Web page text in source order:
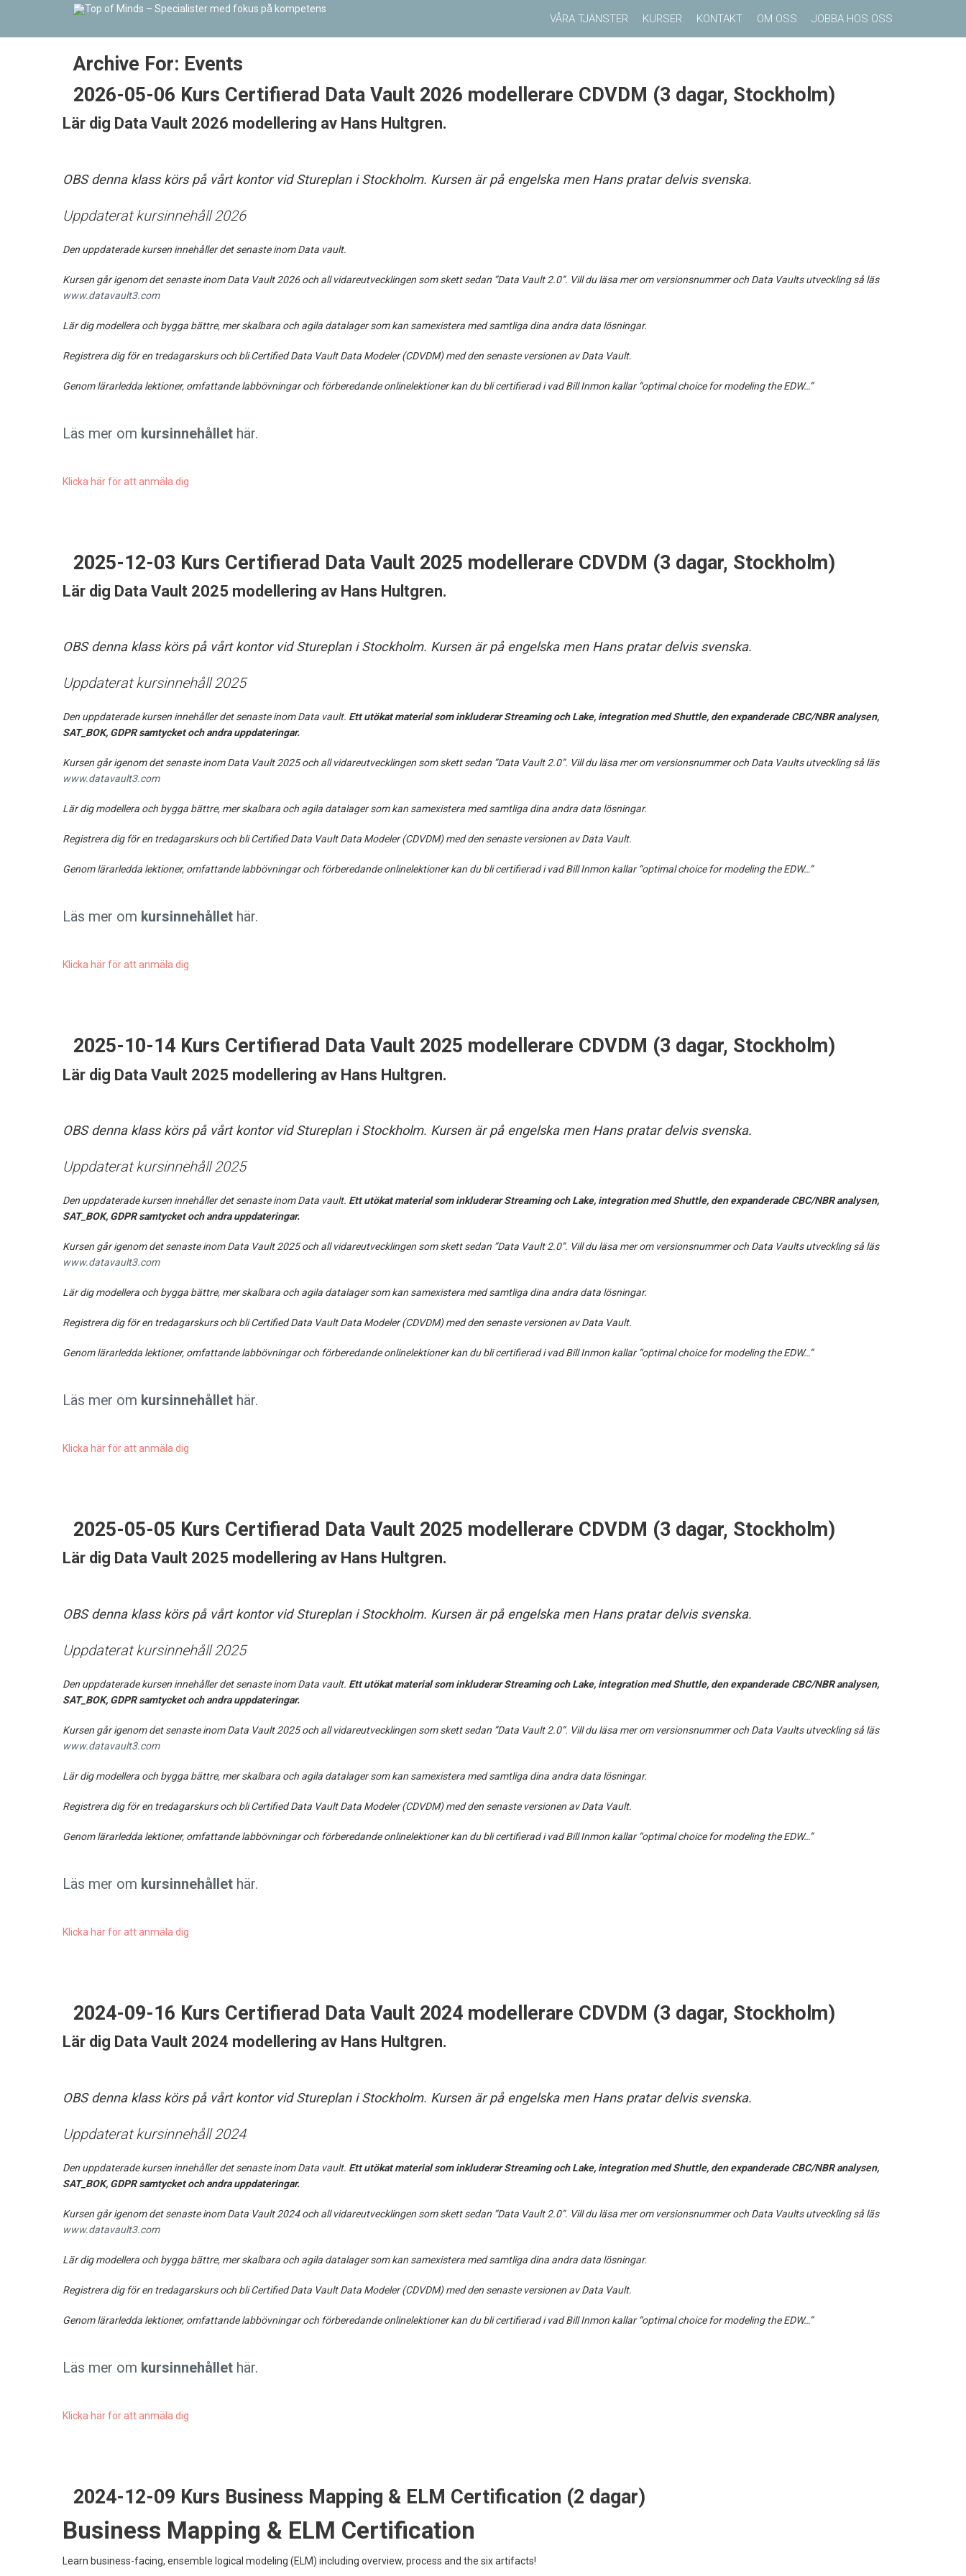
VÅRA TJÄNSTER KURSER KONTAKT OM OSS JOBBA HOS OSS
Archive For: Events
2026-05-06 Kurs Certifierad Data Vault 2026 modellerare CDVDM (3 dagar, Stockholm)
Lär dig Data Vault 2026 modellering av Hans Hultgren.
OBS denna klass körs på vårt kontor vid Stureplan i Stockholm. Kursen är på engelska men Hans pratar delvis svenska.
Uppdaterat kursinnehåll 2026
Den uppdaterade kursen innehåller det senaste inom Data vault.
Kursen går igenom det senaste inom Data Vault 2026 och all vidareutvecklingen som skett sedan ”Data Vault 2.0”. Vill du läsa mer om versionsnummer och Data Vaults utveckling så läs
www.datavault3.com
Lär dig modellera och bygga bättre, mer skalbara och agila datalager som kan samexistera med samtliga dina andra data lösningar.
Registrera dig för en tredagarskurs och bli Certified Data Vault Data Modeler (CDVDM) med den senaste versionen av Data Vault.
Genom lärarledda lektioner, omfattande labbövningar och förberedande onlinelektioner kan du bli certifierad i vad Bill Inmon kallar “optimal choice for modeling the EDW…”
Läs mer om kursinnehållet här.
Klicka här för att anmäla dig
2025-12-03 Kurs Certifierad Data Vault 2025 modellerare CDVDM (3 dagar, Stockholm)
Lär dig Data Vault 2025 modellering av Hans Hultgren.
OBS denna klass körs på vårt kontor vid Stureplan i Stockholm. Kursen är på engelska men Hans pratar delvis svenska.
Uppdaterat kursinnehåll 2025
Den uppdaterade kursen innehåller det senaste inom Data vault. Ett utökat material som inkluderar Streaming och Lake, integration med Shuttle, den expanderade CBC/NBR analysen,
SAT_BOK, GDPR samtycket och andra uppdateringar.
Kursen går igenom det senaste inom Data Vault 2025 och all vidareutvecklingen som skett sedan ”Data Vault 2.0”. Vill du läsa mer om versionsnummer och Data Vaults utveckling så läs
www.datavault3.com
Lär dig modellera och bygga bättre, mer skalbara och agila datalager som kan samexistera med samtliga dina andra data lösningar.
Registrera dig för en tredagarskurs och bli Certified Data Vault Data Modeler (CDVDM) med den senaste versionen av Data Vault.
Genom lärarledda lektioner, omfattande labbövningar och förberedande onlinelektioner kan du bli certifierad i vad Bill Inmon kallar “optimal choice for modeling the EDW…”
Läs mer om kursinnehållet här.
Klicka här för att anmäla dig
2025-10-14 Kurs Certifierad Data Vault 2025 modellerare CDVDM (3 dagar, Stockholm)
Lär dig Data Vault 2025 modellering av Hans Hultgren.
OBS denna klass körs på vårt kontor vid Stureplan i Stockholm. Kursen är på engelska men Hans pratar delvis svenska.
Uppdaterat kursinnehåll 2025
Den uppdaterade kursen innehåller det senaste inom Data vault. Ett utökat material som inkluderar Streaming och Lake, integration med Shuttle, den expanderade CBC/NBR analysen,
SAT_BOK, GDPR samtycket och andra uppdateringar.
Kursen går igenom det senaste inom Data Vault 2025 och all vidareutvecklingen som skett sedan ”Data Vault 2.0”. Vill du läsa mer om versionsnummer och Data Vaults utveckling så läs
www.datavault3.com
Lär dig modellera och bygga bättre, mer skalbara och agila datalager som kan samexistera med samtliga dina andra data lösningar.
Registrera dig för en tredagarskurs och bli Certified Data Vault Data Modeler (CDVDM) med den senaste versionen av Data Vault.
Genom lärarledda lektioner, omfattande labbövningar och förberedande onlinelektioner kan du bli certifierad i vad Bill Inmon kallar “optimal choice for modeling the EDW…”
Läs mer om kursinnehållet här.
Klicka här för att anmäla dig
2025-05-05 Kurs Certifierad Data Vault 2025 modellerare CDVDM (3 dagar, Stockholm)
Lär dig Data Vault 2025 modellering av Hans Hultgren.
OBS denna klass körs på vårt kontor vid Stureplan i Stockholm. Kursen är på engelska men Hans pratar delvis svenska.
Uppdaterat kursinnehåll 2025
Den uppdaterade kursen innehåller det senaste inom Data vault. Ett utökat material som inkluderar Streaming och Lake, integration med Shuttle, den expanderade CBC/NBR analysen,
SAT_BOK, GDPR samtycket och andra uppdateringar.
Kursen går igenom det senaste inom Data Vault 2025 och all vidareutvecklingen som skett sedan ”Data Vault 2.0”. Vill du läsa mer om versionsnummer och Data Vaults utveckling så läs
www.datavault3.com
Lär dig modellera och bygga bättre, mer skalbara och agila datalager som kan samexistera med samtliga dina andra data lösningar.
Registrera dig för en tredagarskurs och bli Certified Data Vault Data Modeler (CDVDM) med den senaste versionen av Data Vault.
Genom lärarledda lektioner, omfattande labbövningar och förberedande onlinelektioner kan du bli certifierad i vad Bill Inmon kallar “optimal choice for modeling the EDW…”
Läs mer om kursinnehållet här.
Klicka här för att anmäla dig
2024-09-16 Kurs Certifierad Data Vault 2024 modellerare CDVDM (3 dagar, Stockholm)
Lär dig Data Vault 2024 modellering av Hans Hultgren.
OBS denna klass körs på vårt kontor vid Stureplan i Stockholm. Kursen är på engelska men Hans pratar delvis svenska.
Uppdaterat kursinnehåll 2024
Den uppdaterade kursen innehåller det senaste inom Data vault. Ett utökat material som inkluderar Streaming och Lake, integration med Shuttle, den expanderade CBC/NBR analysen,
SAT_BOK, GDPR samtycket och andra uppdateringar.
Kursen går igenom det senaste inom Data Vault 2024 och all vidareutvecklingen som skett sedan ”Data Vault 2.0”. Vill du läsa mer om versionsnummer och Data Vaults utveckling så läs
www.datavault3.com
Lär dig modellera och bygga bättre, mer skalbara och agila datalager som kan samexistera med samtliga dina andra data lösningar.
Registrera dig för en tredagarskurs och bli Certified Data Vault Data Modeler (CDVDM) med den senaste versionen av Data Vault.
Genom lärarledda lektioner, omfattande labbövningar och förberedande onlinelektioner kan du bli certifierad i vad Bill Inmon kallar “optimal choice for modeling the EDW…”
Läs mer om kursinnehållet här.
Klicka här för att anmäla dig
2024-12-09 Kurs Business Mapping & ELM Certification (2 dagar)
Business Mapping & ELM Certification
Learn business-facing, ensemble logical modeling (ELM) including overview, process and the six artifacts!